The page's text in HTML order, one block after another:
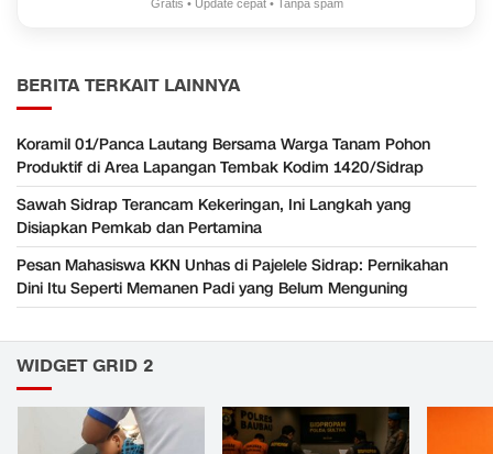
Gratis • Update cepat • Tanpa spam
BERITA TERKAIT LAINNYA
Koramil 01/Panca Lautang Bersama Warga Tanam Pohon
Produktif di Area Lapangan Tembak Kodim 1420/Sidrap
Sawah Sidrap Terancam Kekeringan, Ini Langkah yang
Disiapkan Pemkab dan Pertamina
Pesan Mahasiswa KKN Unhas di Pajelele Sidrap: Pernikahan
Dini Itu Seperti Memanen Padi yang Belum Menguning
WIDGET GRID 2